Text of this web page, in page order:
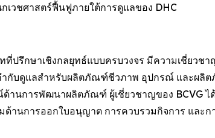
เวชศาสตร์ฟื้นฟูภายใต้การดูแลของ DHC
ที่ปรึกษาเชิงกลยุทธ์แบบครบวงจร มีความเชี่ยว
กับดูแลสำหรับผลิตภัณฑ์ชีวภาพ อุปกรณ์ และผลิ
นการพัฒนาผลิตภัณฑ์ ผู้เชี่ยวชาญของ BCVG ไ
านการออกใบอนุญาต การควบรวมกิจการ และ